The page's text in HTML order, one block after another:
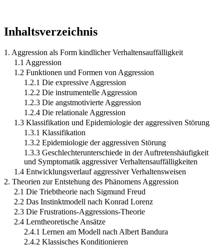
Inhaltsverzeichnis
1. Aggression als Form kindlicher Verhaltensauffälligkeit
1.1 Aggression
1.2 Funktionen und Formen von Aggression
1.2.1 Die expressive Aggression
1.2.2 Die instrumentelle Aggression
1.2.3 Die angstmotivierte Aggression
1.2.4 Die relationale Aggression
1.3 Klassifikation und Epidemiologie der aggressiven Störung
1.3.1 Klassifikation
1.3.2 Epidemiologie der aggressiven Störung
1.3.3 Geschlechterunterschiede in der Auftretenshäufigkeit
und Symptomatik aggressiver Verhaltensauffälligkeiten
1.4 Entwicklungsverlauf aggressiver Verhaltensweisen
2. Theorien zur Entstehung des Phänomens Aggression
2.1 Die Triebtheorie nach Sigmund Freud
2.2 Das Instinktmodell nach Konrad Lorenz
2.3 Die Frustrations-Aggressions-Theorie
2.4 Lerntheoretische Ansätze
2.4.1 Lernen am Modell nach Albert Bandura
2.4.2 Klassisches Konditionieren